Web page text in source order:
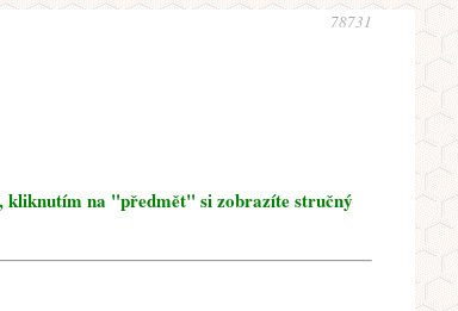
78731
kliknutím na "předmět" si zobrazíte stručný